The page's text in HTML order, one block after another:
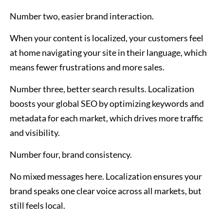
Number two, easier brand interaction.
When your content is localized, your customers feel
at home navigating your site in their language, which
means fewer frustrations and more sales.
Number three, better search results. Localization
boosts your global SEO by optimizing keywords and
metadata for each market, which drives more traffic
and visibility.
Number four, brand consistency.
No mixed messages here. Localization ensures your
brand speaks one clear voice across all markets, but
still feels local.